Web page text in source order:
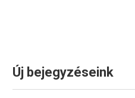
Új bejegyzéseink